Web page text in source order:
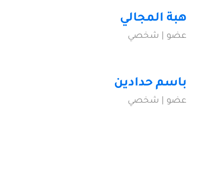
هبة المجالي
عضو | شخصي
باسم حدادين
عضو | شخصي